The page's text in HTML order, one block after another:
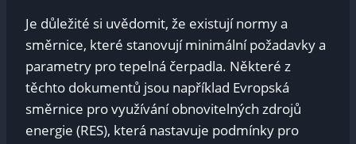
Je důležité si uvědomit, že existují normy a
směrnice, které stanovují minimální požadavky a
parametry pro tepelná čerpadla. Některé z
těchto dokumentů jsou například Evropská
směrnice pro využívání obnovitelných zdrojů
energie (RES), která nastavuje podmínky pro